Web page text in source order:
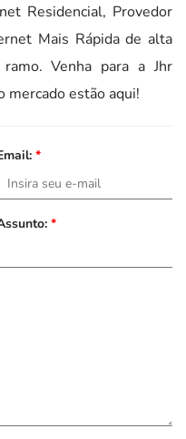
Residencial, Provedor
Mais Rápida de alta
Venha para a Jhr
mercado estão aqui!
*
*